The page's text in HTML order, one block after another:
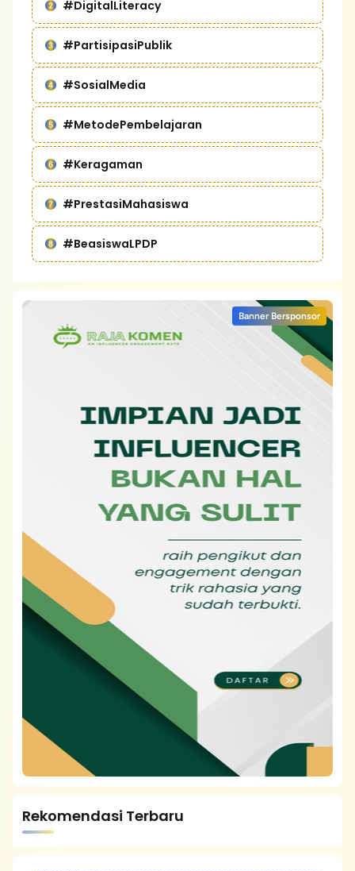
#DigitalLiteracy
#PartisipasiPublik
#SosialMedia
#MetodePembelajaran
#Keragaman
#PrestasiMahasiswa
#BeasiswaLPDP
Banner Bersponsor
Rekomendasi Terbaru